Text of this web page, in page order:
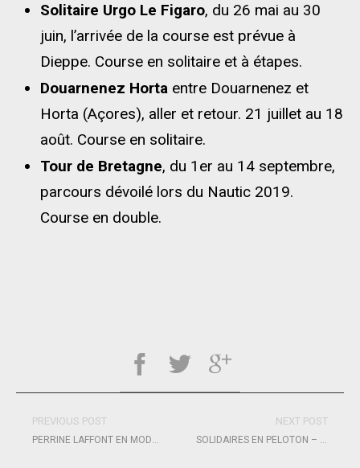
Solitaire Urgo Le Figaro, du 26 mai au 30
juin, l’arrivée de la course est prévue à
Dieppe. Course en solitaire et à étapes.
Douarnenez Horta entre Douarnenez et
Horta (Açores), aller et retour. 21 juillet au 18
août. Course en solitaire.
Tour de Bretagne, du 1er au 14 septembre,
parcours dévoilé lors du Nautic 2019.
Course en double.
PREVIOUS POST
PERRINE LAFFONT EN MODE MONDIAL
NEXT POST
SOLIDAIRES EN PELOTON – ARSEP, VERSION 2019